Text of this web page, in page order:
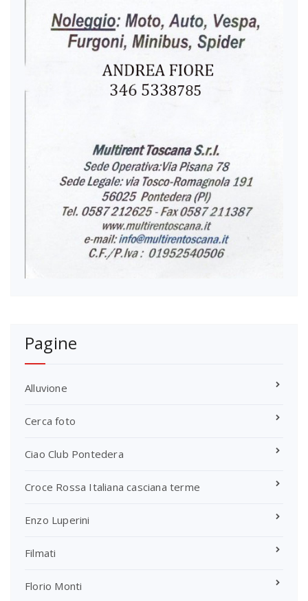
Pagine
Alluvione
Cerca foto
Ciao Club Pontedera
Croce Rossa Italiana casciana terme
Enzo Luperini
Filmati
Florio Monti